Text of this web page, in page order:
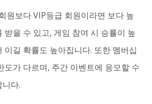
원보다 VIP등급 회원이라면 보다 높
받을 수 있고, 게임 참여 시 승률이 높
이길 확률도 높아집니다. 또한 멤버십
도가 다르며, 주간 이벤트에 응모할 수
다.